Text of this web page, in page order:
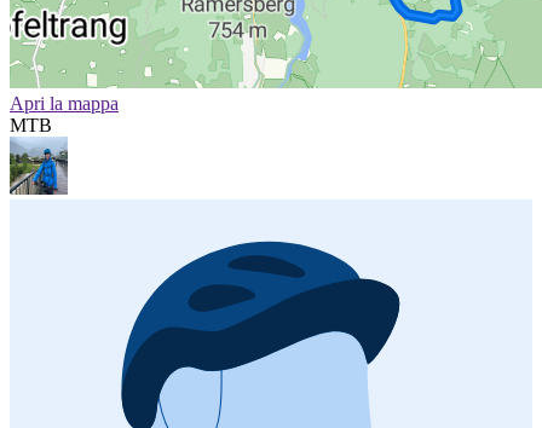
Apri la mappa
MTB